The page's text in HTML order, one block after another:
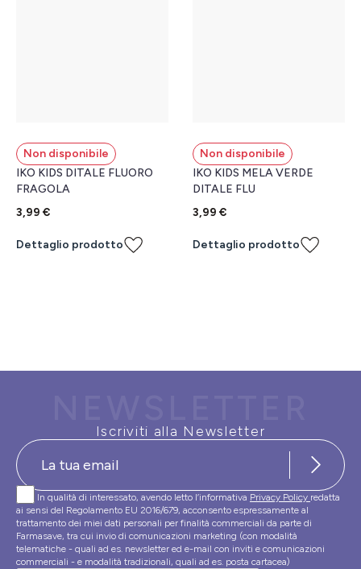
Non disponibile
IKO KIDS DITALE FLUORO
FRAGOLA
3,99 €
Dettaglio prodotto
Non disponibile
IKO KIDS MELA VERDE
DITALE FLU
3,99 €
Dettaglio prodotto
Iscriviti alla Newsletter
In qualità di interessato, avendo letto l’informativa Privacy Policy redatta
ai sensi del Regolamento EU 2016/679, acconsento espressamente al
trattamento dei miei dati personali per finalità commerciali da parte di
Farmasave, tra cui invio di comunicazioni marketing (con modalità
telematiche - quali ad es. newsletter ed e-mail con inviti e comunicazioni
commerciali - e modalità tradizionali, quali ad es. posta cartacea)